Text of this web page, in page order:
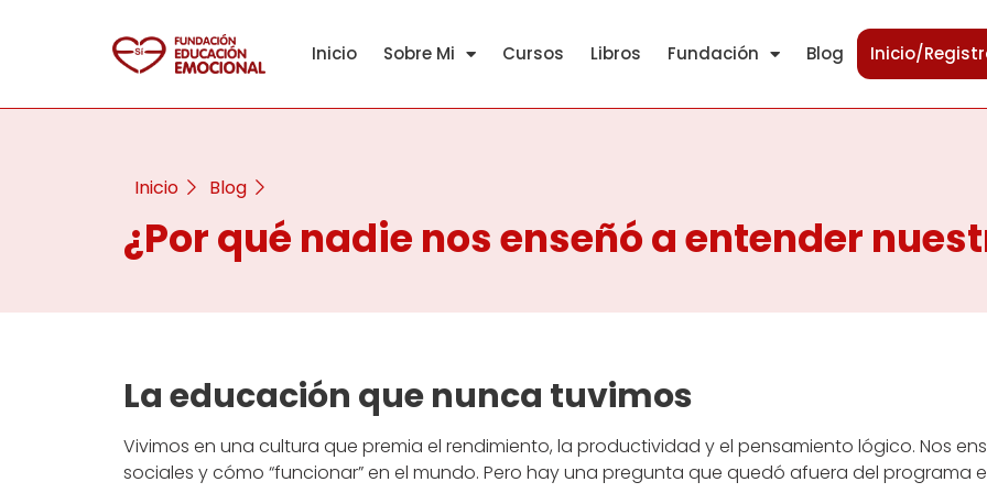
Inicio Sobre Mi Cursos Libros Fundación Blog Inicio/
Inicio Blog
¿Por qué nadie nos enseñó a entender
La educación que nunca tuvimos
Vivimos en una cultura que premia el rendimiento, la productividad y el pensamiento lógico. Nos
sociales y cómo “funcionar” en el mundo. Pero hay una pregunta que quedó afuera del programa